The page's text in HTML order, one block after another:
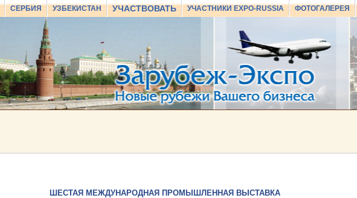
СЕРБИЯ УЗБЕКИСТАН УЧАСТВОВАТЬ УЧАСТНИКИ EXPO-RUSSIA ФОТОГАЛЕРЕЯ
ШЕСТАЯ МЕЖДУНАРОДНАЯ ПРОМЫШЛЕННАЯ ВЫСТАВКА